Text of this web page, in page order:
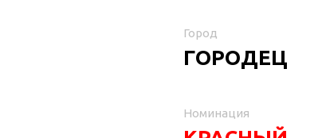
Город
ГОРОДЕЦ
Номинация